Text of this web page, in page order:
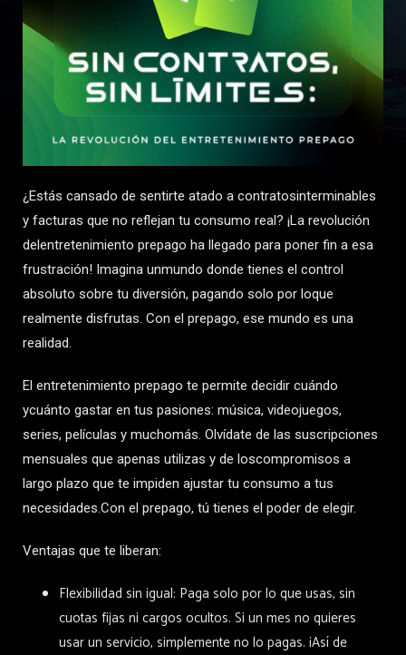
¿Estás cansado de sentirte atado a contratosinterminables
y facturas que no reflejan tu consumo real? ¡La revolución
delentretenimiento prepago ha llegado para poner fin a esa
frustración! Imagina unmundo donde tienes el control
absoluto sobre tu diversión, pagando solo por loque
realmente disfrutas. Con el prepago, ese mundo es una
realidad.
El entretenimiento prepago te permite decidir cuándo
ycuánto gastar en tus pasiones: música, videojuegos,
series, películas y muchomás. Olvídate de las suscripciones
mensuales que apenas utilizas y de loscompromisos a
largo plazo que te impiden ajustar tu consumo a tus
necesidades.Con el prepago, tú tienes el poder de elegir.
Ventajas que te liberan:
Flexibilidad sin igual: Paga solo por lo que usas, sin
cuotas fijas ni cargos ocultos. Si un mes no quieres
usar un servicio, simplemente no lo pagas. ¡Así de